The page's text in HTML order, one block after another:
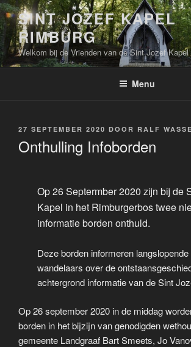
Ga
naar
de
inhoud
SINT JOZEF KAPEL
RIMBURG
Welkom bij de Vrienden van de Sint Jozef Kapel
Menu
GEPLAATST
27 SEPTEMBER 2020 DOOR RALF
Onthulling Infoborden
Op 26 Septermber 2020 zijn bij de
Kapel in het Rimburgerbos twee
informatie borden onthuld.
Deze borden informeren langslopende
wandelaars over de
achtergrond informatie van de Sint
Op 26 september 2020 in de middag
borden in het bijzijn van genodigden
gemeente Landgraaf Bart Smeets, Jo